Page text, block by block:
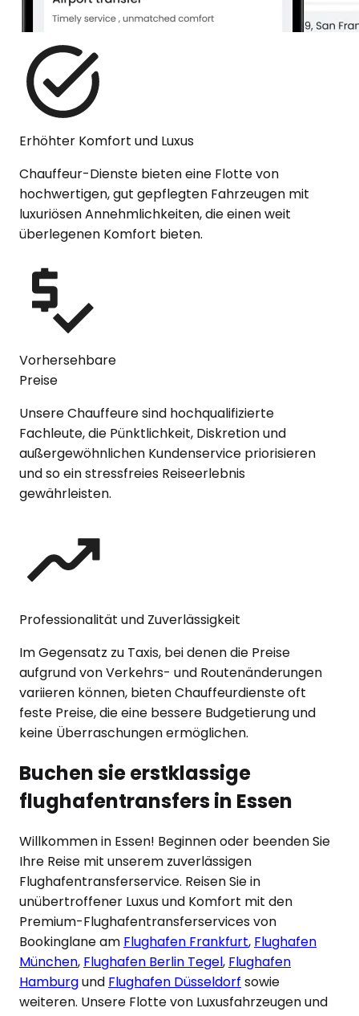
Erhöhter Komfort und Luxus
Chauffeur-Dienste bieten eine Flotte von
hochwertigen, gut gepflegten Fahrzeugen mit
luxuriösen Annehmlichkeiten, die einen weit
überlegenen Komfort bieten.
Vorhersehbare
Preise
Unsere Chauffeure sind hochqualifizierte
Fachleute, die Pünktlichkeit, Diskretion und
außergewöhnlichen Kundenservice priorisieren
und so ein stressfreies Reiseerlebnis
gewährleisten.
Professionalität und Zuverlässigkeit
Im Gegensatz zu Taxis, bei denen die Preise
aufgrund von Verkehrs- und Routenänderungen
variieren können, bieten Chauffeurdienste oft
feste Preise, die eine bessere Budgetierung und
keine Überraschungen ermöglichen.
Buchen sie erstklassige
flughafentransfers in Essen
Willkommen in Essen! Beginnen oder beenden Sie
Ihre Reise mit unserem zuverlässigen
Flughafentransferservice. Reisen Sie in
unübertroffener Luxus und Komfort mit den
Premium-Flughafentransferservices von
Bookinglane am Flughafen Frankfurt, Flughafen
München, Flughafen Berlin Tegel, Flughafen
Hamburgund Flughafen Düsseldorf sowie
weiteren. Unsere Flotte von Luxusfahrzeugen und